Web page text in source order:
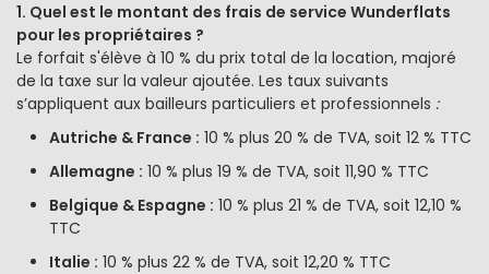
1. Quel est le montant des frais de service Wunderflats
pour les propriétaires ?
Le forfait s'élève à 10 % du prix total de la location, majoré
de la taxe sur la valeur ajoutée. Les taux suivants
s’appliquent aux bailleurs particuliers et professionnels :
Autriche & France : 10 % plus 20 % de TVA, soit 12 % TTC
Allemagne : 10 % plus 19 % de TVA, soit 11,90 % TTC
Belgique & Espagne : 10 % plus 21 % de TVA, soit 12,10 %
TTC
Italie : 10 % plus 22 % de TVA, soit 12,20 % TTC